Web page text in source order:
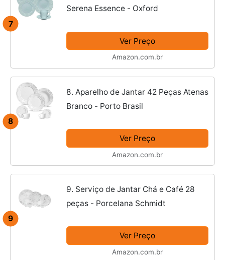
7
Serena Essence - Oxford
Ver Preço
Amazon.com.br
8
8. Aparelho de Jantar 42 Peças Atenas
Branco - Porto Brasil
Ver Preço
Amazon.com.br
9
9. Serviço de Jantar Chá e Café 28
peças - Porcelana Schmidt
Ver Preço
Amazon.com.br